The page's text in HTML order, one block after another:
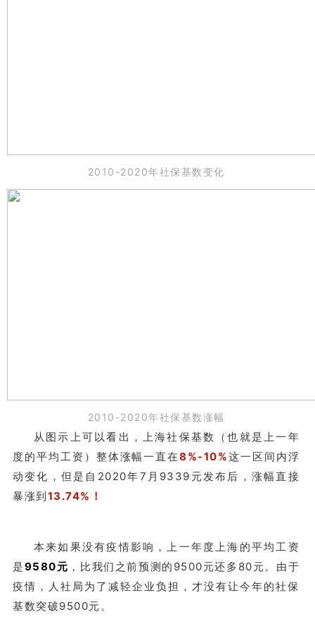
2010-2020年社保基数变化
2010-2020年社保基数涨幅
从图示上可以看出，上海社保基数（也就是上一年
度的平均工资）整体涨幅一直在8%-10%这一区间内浮
动变化，但是自2020年7月9339元发布后，涨幅直接
暴涨到13.74%！
本来如果没有疫情影响，上一年度上海的平均工资
是9580元 ，比我们之前预测的9500元还多80元。由于
疫情，人社局为了减轻企业负担，才没有让今年的社保
基数突破9500元。